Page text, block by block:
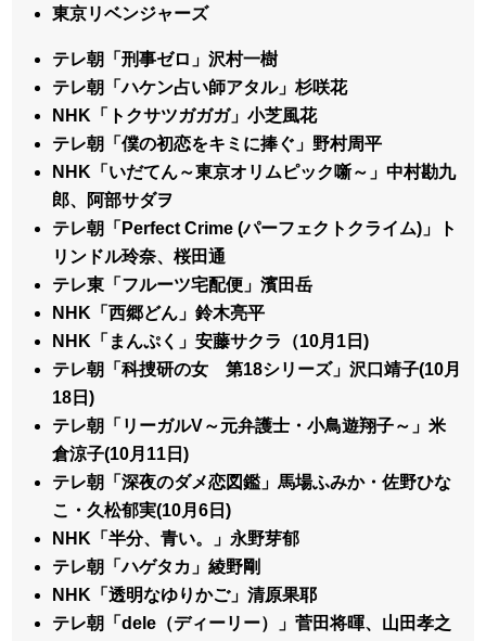
東京リベンジャーズ
テレ朝「刑事ゼロ」沢村一樹
テレ朝「ハケン占い師アタル」杉咲花
NHK「トクサツガガガ」小芝風花
テレ朝「僕の初恋をキミに捧ぐ」野村周平
NHK「いだてん～東京オリムピック噺～」中村勘九
郎、阿部サダヲ
テレ朝「Perfect Crime (パーフェクトクライム)」ト
リンドル玲奈、桜田通
テレ東「フルーツ宅配便」濱田岳
NHK「西郷どん」鈴木亮平
NHK「まんぷく」安藤サクラ（10月1日)
テレ朝「科捜研の女 第18シリーズ」沢口靖子(10月
18日)
テレ朝「リーガルV～元弁護士・小鳥遊翔子～」米
倉涼子(10月11日)
テレ朝「深夜のダメ恋図鑑」馬場ふみか・佐野ひな
こ・久松郁実(10月6日)
NHK「半分、青い。」永野芽郁
テレ朝「ハゲタカ」綾野剛
NHK「透明なゆりかご」清原果耶
テレ朝「dele（ディーリー）」菅田将暉、山田孝之